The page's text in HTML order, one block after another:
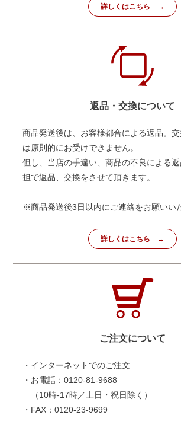
詳しくはこちら
返品・交換について
商品発送後は、お客様都合による返品。
は原則的にお受けできません。
但し、当店の手違い、商品の不良による
担で返品、交換をさせて頂きます。
※商品発送後3日以内にご連絡をお願いい
詳しくはこちら
ご注文について
・インターネットでのご注文
・お電話：0120-81-9688
（10時-17時／土日・祝日除く）
・FAX：0120-23-9699